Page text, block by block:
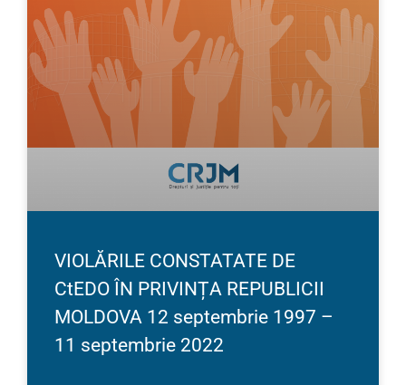
VIOLĂRILE CONSTATATE DE
CtEDO ÎN PRIVINȚA REPUBLICII
MOLDOVA 12 septembrie 1997 –
11 septembrie 2022